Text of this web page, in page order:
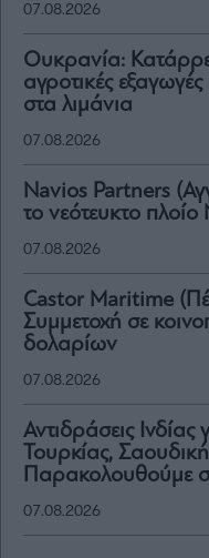
07.08.2026
Ουκρανία:
αγροτικές
στα λιμάνια
07.08.2026
Navios Partners
το νεότευκτο
07.08.2026
Castor Maritime
Συμμετοχή σε
δολαρίων
07.08.2026
Αντιδράσεις
Τουρκίας,
Παρακολουθούμε
07.08.2026